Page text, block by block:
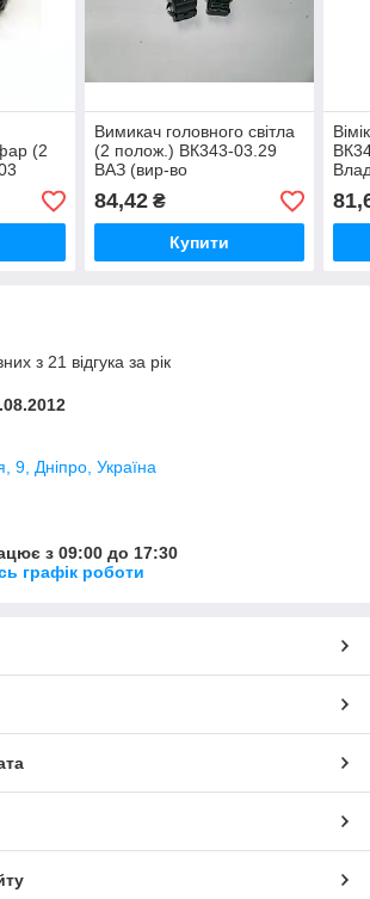
(2
Вимикач головного світла
(2 полож.) ВК343-03.29
ВАЗ (вир-во
"Автоарматура")
84,42₴
Купити
з 21 відгука за рік
9, Дніпро, Україна
з 09:00 до 17:30
графік роботи